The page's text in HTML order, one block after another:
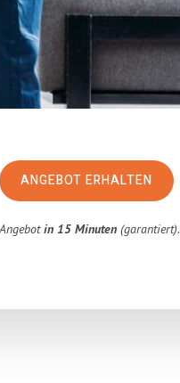
ANGEBOT ERHALTEN
Angebotin 15 Minuten (garantiert).